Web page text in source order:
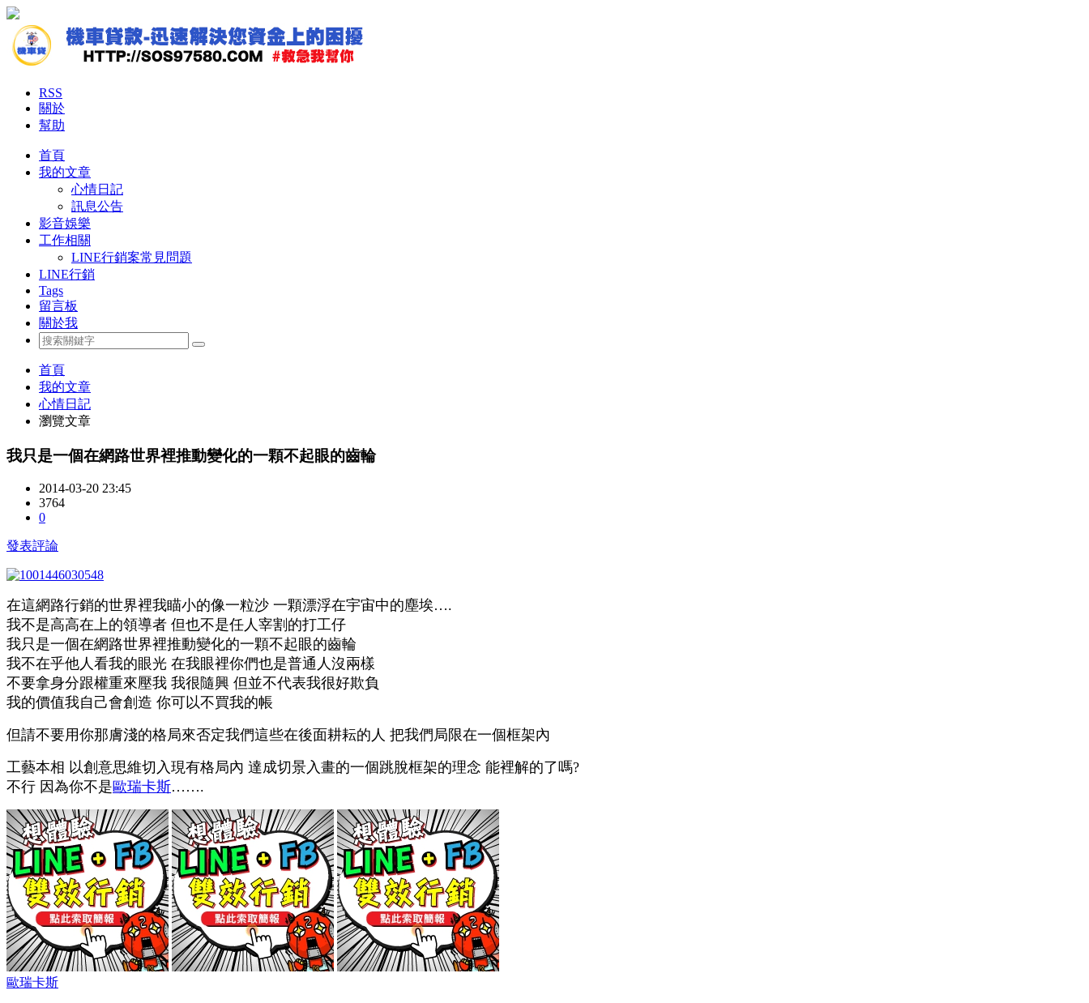
RSS
關於
幫助
首頁
我的文章
心情日記
訊息公告
影音娛樂
工作相關
LINE行銷案常見問題
LINE行銷
Tags
留言板
關於我
首頁
我的文章
心情日記
瀏覽文章
我只是一個在網路世界裡推動變化的一顆不起眼的齒輪
2014-03-20 23:45
3764
0
發表評論
在這網路行銷的世界裡我瞄小的像一粒沙 一顆漂浮在宇宙中的塵埃….
我不是高高在上的領導者 但也不是任人宰割的打工仔
我只是一個在網路世界裡推動變化的一顆不起眼的齒輪
我不在乎他人看我的眼光 在我眼裡你們也是普通人沒兩樣
不要拿身分跟權重來壓我 我很隨興 但並不代表我很好欺負
我的價值我自己會創造 你可以不買我的帳
但請不要用你那膚淺的格局來否定我們這些在後面耕耘的人 把我們局限在一個框架內
工藝本相 以創意思維切入現有格局內 達成切景入畫的一個跳脫框架的理念 能裡解的了嗎?
不行 因為你不是歐瑞卡斯…….
歐瑞卡斯